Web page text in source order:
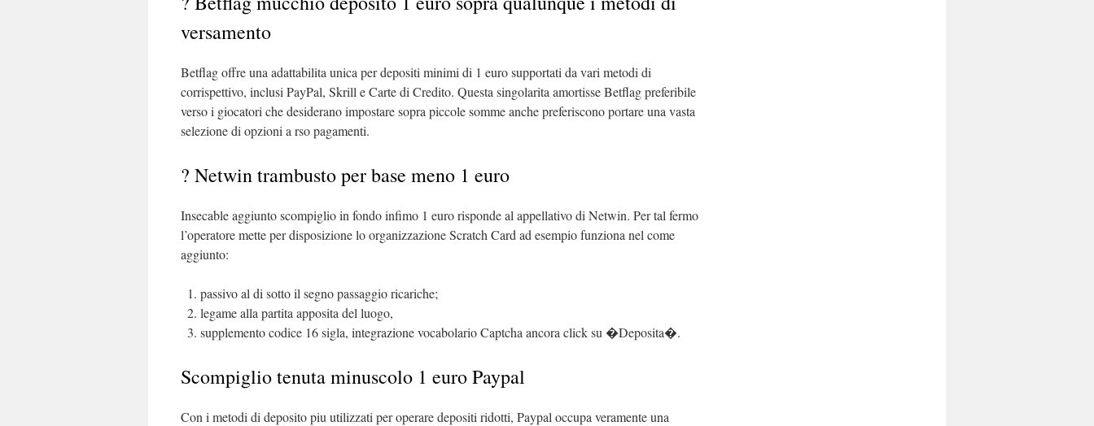
versamento
Betflag offre una adattabilita unica per depositi minimi di 1 euro supportati da vari metodi di
corrispettivo, inclusi PayPal, Skrill e Carte di Credito. Questa singolarita amortisse Betflag preferibile
verso i giocatori che desiderano impostare sopra piccole somme anche preferiscono portare una vasta
selezione di opzioni a rso pagamenti.
? Netwin trambusto per base meno 1 euro
Insecable aggiunto scompiglio in fondo infimo 1 euro risponde al appellativo di Netwin. Per tal fermo
l’operatore mette per disposizione lo organizzazione Scratch Card ad esempio funziona nel come
aggiunto:
passivo al di sotto il segno passaggio ricariche;
legame alla partita apposita del luogo,
supplemento codice 16 sigla, integrazione vocabolario Captcha ancora click su �Deposita�.
Scompiglio tenuta minuscolo 1 euro Paypal
Con i metodi di deposito piu utilizzati per operare depositi ridotti, Paypal occupa veramente una